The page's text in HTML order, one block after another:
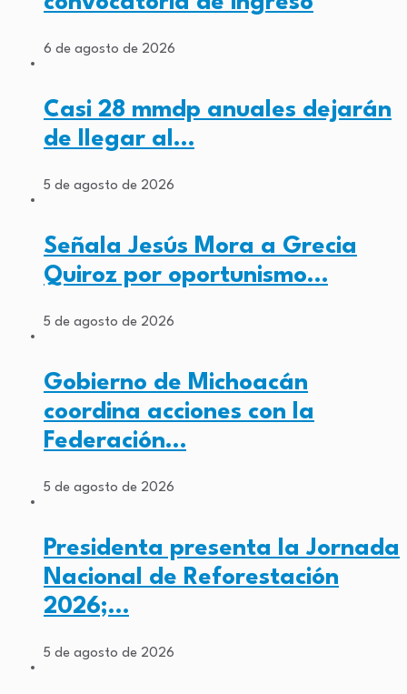
6 de agosto de 2026
Casi 28 mmdp anuales dejarán
de llegar al…
5 de agosto de 2026
Señala Jesús Mora a Grecia
Quiroz por oportunismo…
5 de agosto de 2026
Gobierno de Michoacán
coordina acciones con la
Federación…
5 de agosto de 2026
Presidenta presenta la Jornada
Nacional de Reforestación
2026;…
5 de agosto de 2026